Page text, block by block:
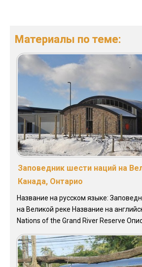
Материалы по теме:
Заповедник шести наций на
Канада, Онтарио
Название на русском языке:
на Великой реке Название на
Nations of the Grand River Reserve